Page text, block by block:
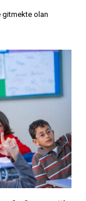
gitmekte olan